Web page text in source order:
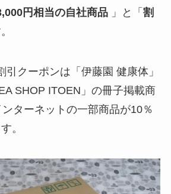
円相当の自社商品」と「 割
引クーポンは「伊藤園 健康体」
SHOP ITOEN」の冊子掲載商
ターネットの一部商品が10％
。